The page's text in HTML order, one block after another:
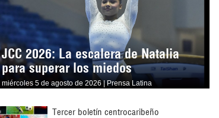
JCC 2026: La escalera de Natalia
para superar los miedos
miércoles 5 de agosto de 2026 | Prensa Latina
Tercer boletín centrocaribeño